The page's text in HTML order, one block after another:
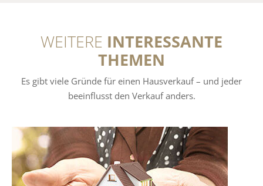
WEITERE INTERESSANTE
THEMEN
Es gibt viele Gründe für einen Hausverkauf – und jeder
beeinflusst den Verkauf anders.